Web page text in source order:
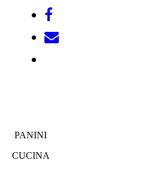
PANINI
CUCINA